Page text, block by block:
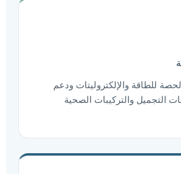
للطاقة والإلكتروليتات ودعم
التجميل والتركيبات الصحية